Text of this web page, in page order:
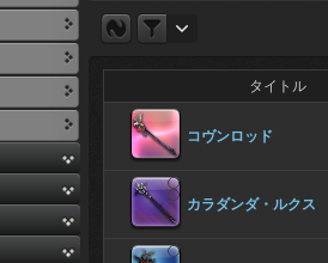
タイトル
コヴンロッド
カラダンダ・ルクス